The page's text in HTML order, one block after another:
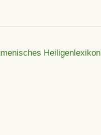
Heiligenlexikon